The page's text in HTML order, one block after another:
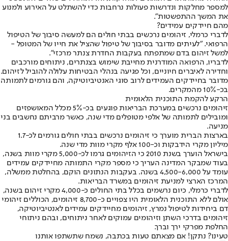
למספר מחלקות ונדרשות פעולות נרחבות כדי להשתלט על האירוע ולמנוע
את המשך ההתפשטות".
מהם חיידקים עמידים?
לדברי כרמלי, זיהומים נרכשים בבתי חולים הם למעשה סיבוך של הטיפול
הרפואי. "לעיתים מדובר בסיבוך של טיפול שהציל את חייו של המטופל -
למשל זיהום בדם שמתפתח בעקבות החדרת צנתר מרכזי".
לדבריו, הרפואה המודרנית מחייבת שימוש בצנתרים, ניתוחים מורכבים
וחדירה לאיברים חיוניים, וכל פגיעה בנהלי הבטיחות עלולה להוביל לזיהום.
מדובר בחיידקים העמידים לרוב סוגי האנטיביוטיקה, והם גורמים לתמותה
בכ-10% מהמקרים.
הרקע להקמת התוכנית הלאומית
זיהומים נרכשים במערכת הבריאות פוגעים בכ-5% מכלל המאושפזים
ומובילים לתמותה של אלפי מטופלים מדי שנה, כאשר מרביתם נחשבים בני
מניעה.
בארצות הברית מוערך כי זיהומים נרכשים בבתי חולים גורמים לכ-1.7
מיליון מקרי הידבקות וכ-100 אלף מקרי מוות מדי שנה.
בישראל הוערך בשנת 2010 כי הזיהומים גרמו לכ-5,000 מקרי מוות בשנה,
בעוד שמבקר המדינה העריך כי מספר מקרי התמותה מחיידקים עמידים
עומד על 4,500-6,000 בשנה. בעקבות הנתונים הוקם, בהחלטת ממשלה,
המרכז הארצי למניעת זיהומים במשרד הבריאות.
לדברי כרמלי, כיום נרשמים בכלל בתי החולים כ-4,000 מקרי זיהום בשנה,
אולם ללא התוכנית הלאומית היו צפויים כ-8,700 זיהומים, הכוללים זיהומי
דם ביחידות לטיפול נמרץ, זיהומים מחיידקים עמידים לאנטיביוטיקה,
זיהומים בדרכי השתן וזיהומים עמוקים לאחר ניתוחים, ובהם ניתוחי
החלפת מפרקי ירך וברך.
טעינו? נתקן! אם מצאתם טעות בכתבה, נשמח שתשתפו אותנו